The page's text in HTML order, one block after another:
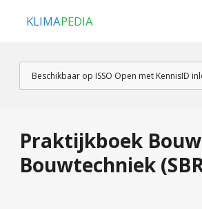
KLIMAPEDIA
Beschikbaar op ISSO Open met KennisID
Praktijkboek
Bouwtechniek